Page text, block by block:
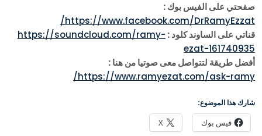
صفحتي على الفيس بوك :
https://www.facebook.com/DrRamyEzzat/
قناتي على الساوند كلود : https://soundcloud.com/ramy-
ezat-161740935
أفضل طريقة لتتواصل معى صوتيا من هنا :
https://www.ramyezat.com/ask-ramy/
شارك هذا الموضوع:
فيس بوك X